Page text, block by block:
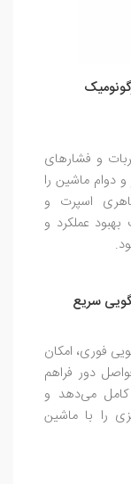
و فشارهای
دوام ماشین را
اسپرت و
بهبود عملکرد و
فوری، امکان
دور فراهم
کامل می‌دهد و
را با ماشین